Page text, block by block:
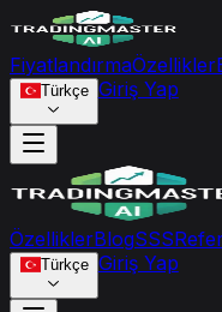
FiyatlandırmaÖzellikler
Türkçe Giriş Yap
ÖzelliklerBlogSSS
Türkçe Giriş Yap